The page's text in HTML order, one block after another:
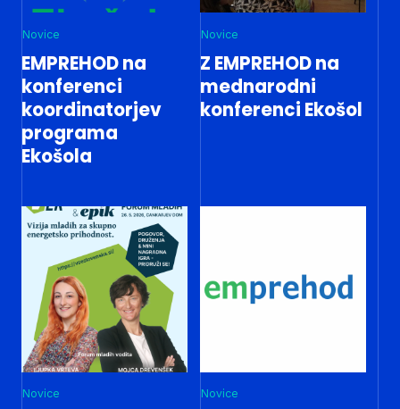
Novice
EMPREHOD na
konferenci
koordinatorjev
programa
Ekošola
Novice
Z EMPREHOD na
mednarodni
konferenci Ekošol
Novice Novice